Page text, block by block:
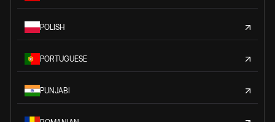
POLISH
PORTUGUESE
PUNJABI